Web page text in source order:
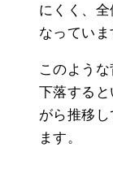
にくく、
なっていま
このよう
下落する
がら推移
ます。